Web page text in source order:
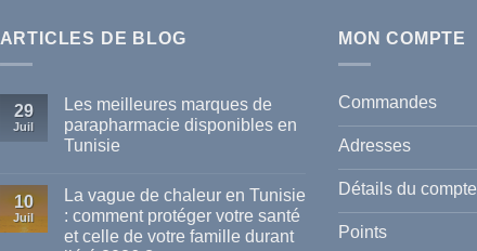
ARTICLES DE BLOG
29
Juil
Les meilleures marques de
parapharmacie disponibles en
Tunisie
sur
meilleures
marques
10
Juil
La vague de chaleur en Tunisie
: comment protéger votre santé
et celle de votre famille durant
MON COMPTE
Commandes
Adresses
Détails du compte
Points